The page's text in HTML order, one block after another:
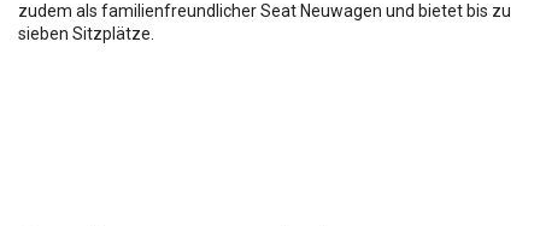
zudem als familienfreundlicher Seat Neuwagen und bietet bis zu
sieben Sitzplätze.